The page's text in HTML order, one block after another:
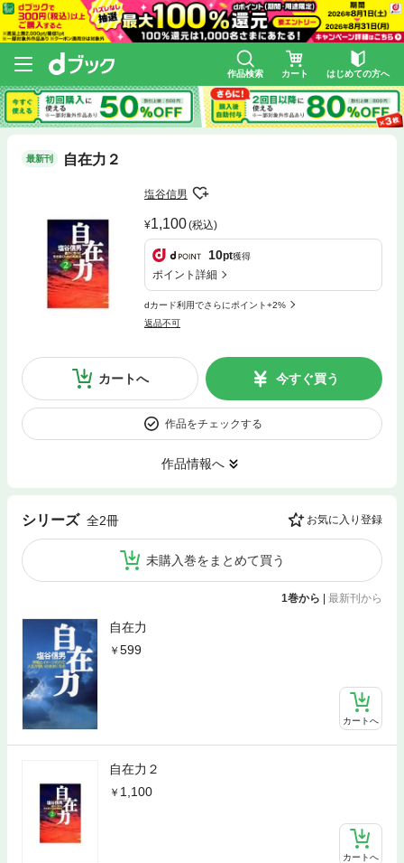
作品検索 カート はじめての方へ
最新刊 自在力２
塩谷信男
1,100(税込)
10pt獲得
ポイント詳細
dカード利用でさらにポイント+2%
返品不可
カートへ 今すぐ買う
作品をチェックする
作品情報へ
シリーズ 全2冊 お気に入り登録
未購入巻をまとめて買う
1巻から | 最新刊から
自在力
599
カートへ
自在力２
1,100
カートへ